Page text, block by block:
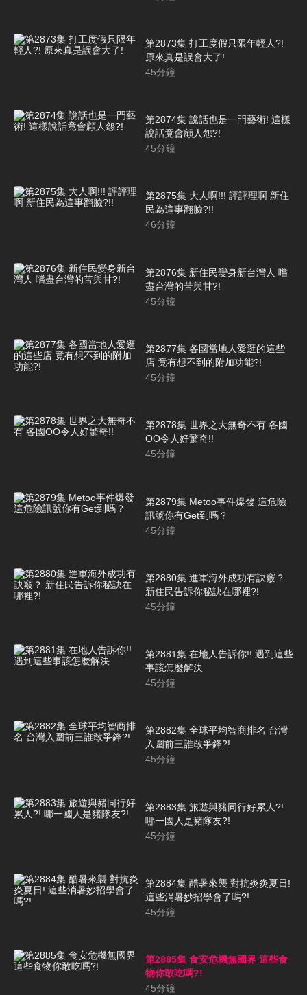
第2873集 打工度假只限年輕人?!
原來真是誤會大了!
45分鐘
第2874集 說話也是一門藝術! 這樣
說話竟會顧人怨?!
45分鐘
第2875集 大人啊!!! 評評理啊 新住
民為這事翻臉?!!
46分鐘
第2876集 新住民變身新台灣人 嚐
盡台灣的苦與甘?!
45分鐘
第2877集 各國當地人愛逛的這些
店 竟有想不到的附加功能?!
45分鐘
第2878集 世界之大無奇不有 各國
OO令人好驚奇!!
45分鐘
第2879集 Metoo事件爆發 這危險
訊號你有Get到嗎？
45分鐘
第2880集 進軍海外成功有訣竅？
新住民告訴你秘訣在哪裡?!
45分鐘
第2881集 在地人告訴你!! 遇到這些
事該怎麼解決
45分鐘
第2882集 全球平均智商排名 台灣
入圍前三誰敢爭鋒?!
45分鐘
第2883集 旅遊與豬同行好累人?!
哪一國人是豬隊友?!
45分鐘
第2884集 酷暑來襲 對抗炎炎夏日!
這些消暑妙招學會了嗎?!
45分鐘
第2885集 食安危機無國界 這些食
物你敢吃嗎?!
45分鐘